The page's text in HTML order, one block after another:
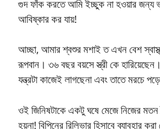
গুদ ফাঁক করতে আমি ইচ্ছুক না হওয়ার জন্য
আবিষ্কার কর যায়!
আচ্ছা, আমার শ্বশুর মশাই ত এখন বেশ
রূপবান। ৩৬ বছর বয়সে স্ত্রী কে
যন্ত্রটা কাজেই লাগছেনা এবং তাতে মরচে
ওই জিনিষটাকে একটু ঘষে মেজে নিজের মতন
হয়না! বিপিনের রিলিভার হিসাবে ব্যাবহার